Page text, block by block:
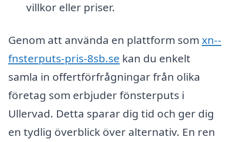
villkor eller priser.
Genom att använda en plattform som xn--
fnsterputs-pris-8sb.se kan du enkelt
samla in offertförfrågningar från olika
företag som erbjuder fönsterputs i
Ullervad. Detta sparar dig tid och ger dig
en tydlig överblick över alternativ. En ren